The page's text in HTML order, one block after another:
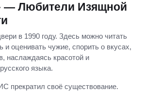
— Любители Изящной
в 1990 году. Здесь можно читать
и оценивать чужие, спорить о вкусах,
наслаждаясь красотой и
языка.
прекратил своё существование.